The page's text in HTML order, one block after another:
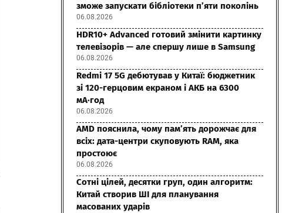
зможе запускати бібліотеки п’яти поколінь
06.08.2026
HDR10+ Advanced готовий змінити картинку
телевізорів — але спершу лише в Samsung
06.08.2026
Redmi 17 5G дебютував у Китаї: бюджетник
зі 120-герцовим екраном і АКБ на 6300
мА·год
06.08.2026
AMD пояснила, чому пам’ять дорожчає для
всіх: дата-центри скуповують RAM, яка
простоює
06.08.2026
Сотні цілей, десятки груп, один алгоритм:
Китай створив ШІ для планування
масованих ударів